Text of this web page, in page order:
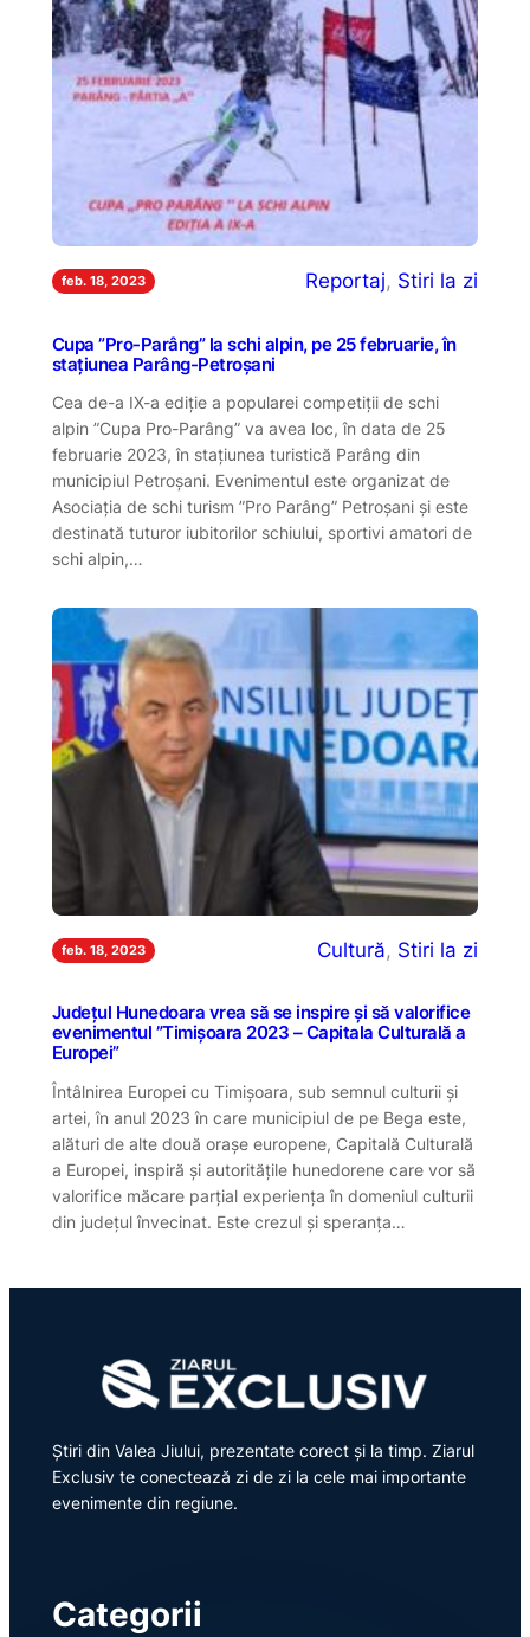
feb. 18, 2023 Reportaj, Stiri la zi
Cupa ”Pro-Parâng” la schi alpin, pe 25 februarie, în
stațiunea Parâng-Petroșani
Cea de-a IX-a ediție a popularei competiții de schi
alpin ”Cupa Pro-Parâng” va avea loc, în data de 25
februarie 2023, în stațiunea turistică Parâng din
municipiul Petroșani. Evenimentul este organizat de
Asociația de schi turism ”Pro Parâng” Petroșani și este
destinată tuturor iubitorilor schiului, sportivi amatori de
schi alpin,…
feb. 18, 2023 Cultură, Stiri la zi
Județul Hunedoara vrea să se inspire și să valorifice
evenimentul ”Timișoara 2023 – Capitala Culturală a
Europei”
Întâlnirea Europei cu Timișoara, sub semnul culturii și
artei, în anul 2023 în care municipiul de pe Bega este,
alături de alte două orașe europene, Capitală Culturală
a Europei, inspiră și autoritățile hunedorene care vor să
valorifice măcare parțial experiența în domeniul culturii
din județul învecinat. Este crezul și speranța…
Știri din Valea Jiului, prezentate corect și la timp. Ziarul
Exclusiv te conectează zi de zi la cele mai importante
evenimente din regiune.
Categorii